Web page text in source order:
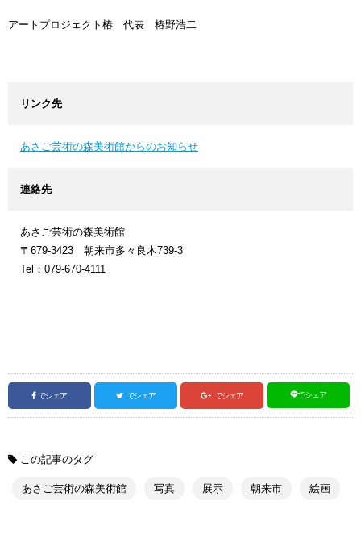
アートプロジェクト椿 代表 椿野浩二
リンク先
あさご芸術の森美術館からのお知らせ
連絡先
あさご芸術の森美術館
〒679-3423 朝来市多々良木739-3
Tel：079-670-4111
でシェア でシェア でシェア でシェア
この記事のタグ
あさご芸術の森美術館 写真 展示 朝来市 絵画